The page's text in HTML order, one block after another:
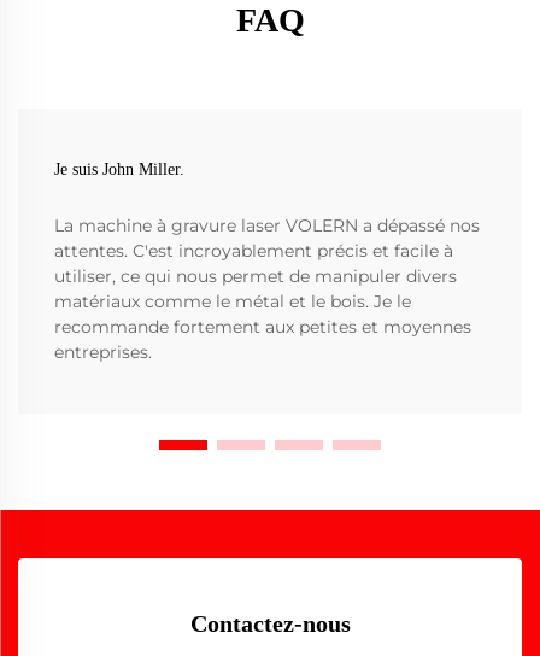
FAQ
Je suis John Miller.
La machine à gravure laser VOLERN a dépassé nos
attentes. C'est incroyablement précis et facile à
utiliser, ce qui nous permet de manipuler divers
matériaux comme le métal et le bois. Je le
recommande fortement aux petites et moyennes
entreprises.
Contactez-nous